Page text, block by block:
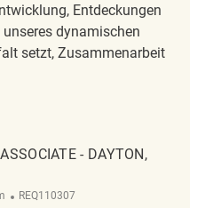
Entdeckungen
dynamischen
setzt, Zusammenarbeit
REQ122524
- DAYTON,
ReqId
REQ110307